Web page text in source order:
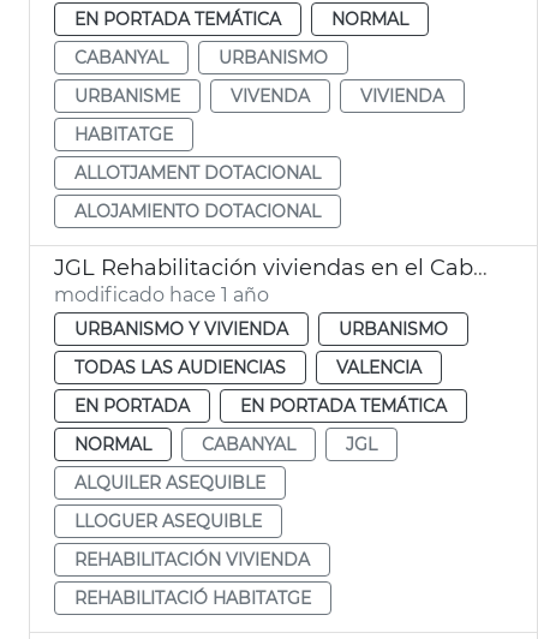
EN PORTADA TEMÁTICA
NORMAL
CABANYAL
URBANISMO
URBANISME
VIVENDA
VIVIENDA
HABITATGE
ALLOTJAMENT DOTACIONAL
ALOJAMIENTO DOTACIONAL
JGL Rehabilitación viviendas en el Cabanyal alquiler asequible València
modificado hace 1 año
URBANISMO Y VIVIENDA
URBANISMO
TODAS LAS AUDIENCIAS
VALENCIA
EN PORTADA
EN PORTADA TEMÁTICA
NORMAL
CABANYAL
JGL
ALQUILER ASEQUIBLE
LLOGUER ASEQUIBLE
REHABILITACIÓN VIVIENDA
REHABILITACIÓ HABITATGE